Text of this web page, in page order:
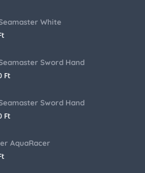
White
Sword Hand
Ft
Sword Hand
Ft
AquaRacer